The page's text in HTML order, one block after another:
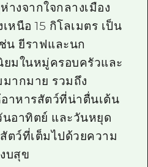
งจากใจกลางเมือง
หนือ 15 กิโลเมตร เป็น
น ยีราฟและนก
มในหมู่ครอบครัวและ
ากมาย รวมถึง
าหารสัตว์ที่น่าตื่นเต้น
อาทิตย์ และวันหยุด
ตว์ที่เต็มไปด้วยความ
บสุข